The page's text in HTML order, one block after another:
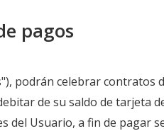
pagos
podrán celebrar
de su saldo de tarjeta
del Usuario, a fin de pagar